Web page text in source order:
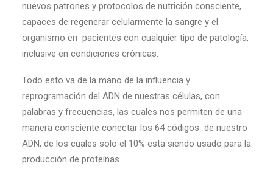
nuevos patrones y protocolos de nutrición consciente,
capaces de regenerar celularmente la sangre y el
organismo en pacientes con cualquier tipo de patología,
inclusive en condiciones crónicas.
Todo esto va de la mano de la influencia y
reprogramación del ADN de nuestras células, con
palabras y frecuencias, las cuales nos permiten de una
manera consciente conectar los 64 códigos de nuestro
ADN, de los cuales solo el 10% esta siendo usado para la
producción de proteínas.